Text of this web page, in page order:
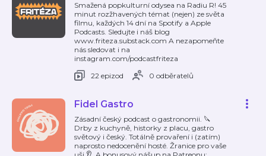
Smažená popkulturní odysea na Radiu R! 45
minut rozžhavených témat (nejen) ze světa
filmu, každých 14 dní na Spotify a Apple
Podcasts. Sledujte i náš blog
www.friteza.substack.com A nezapomeňte
nás sledovat i na
instagram.com/podcastfriteza
22 epizod
0 odběratelů
Fidel Gastro
Zásadní český podcast o gastronomii. 🔪
Drby z kuchyně, historky z placu, gastro
světový i český. Totálně provaření i (zatím)
naprosto nedocenění hosté. Žranice pro vaše